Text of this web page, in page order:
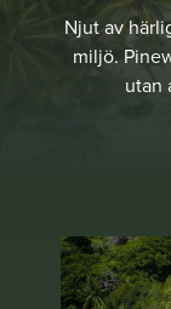
Njut av
miljö.
utan